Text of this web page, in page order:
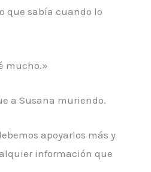
que sabía cuando lo
mucho.»
a Susana muriendo.
apoyarlos más y
información que